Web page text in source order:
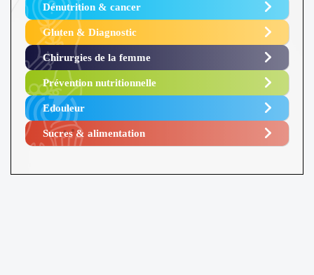
Dénutrition & cancer
Gluten & Diagnostic
Chirurgies de la femme
Prévention nutritionnelle
Edouleur​
Sucres & alimentation​